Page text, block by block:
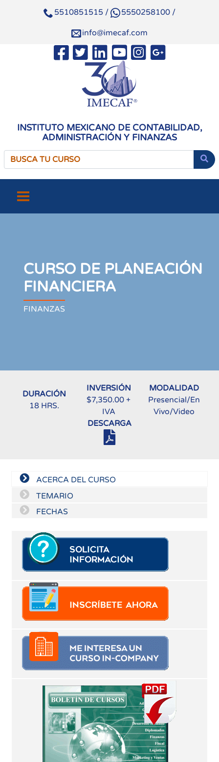
5510851515 / 5550258100 /
info@imecaf.com
INSTITUTO MEXICANO DE CONTABILIDAD,
ADMINISTRACIÓN Y FINANZAS
CURSO DE PLANEACIÓN
FINANCIERA
FINANZAS
DURACIÓN
18 HRS.
INVERSIÓN
$7,350.00 +
IVA
MODALIDAD
Presencial/En
Vivo/Video
DESCARGA
ACERCA DEL CURSO
TEMARIO
FECHAS